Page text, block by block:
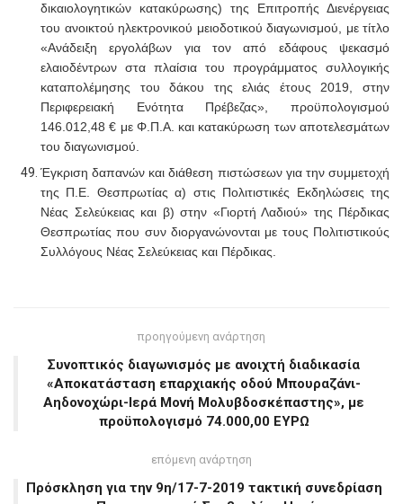
δικαιολογητικών κατακύρωσης) της Επιτροπής Διενέργειας
του ανοικτού ηλεκτρονικού μειοδοτικού διαγωνισμού, με τίτλο
«Ανάδειξη εργολάβων για τον από εδάφους ψεκασμό
ελαιοδέντρων στα πλαίσια του προγράμματος συλλογικής
καταπολέμησης του δάκου της ελιάς έτους 2019, στην
Περιφερειακή Ενότητα Πρέβεζας», προϋπολογισμού
146.012,48 € με Φ.Π.Α. και κατακύρωση των αποτελεσμάτων
του διαγωνισμού.
Έγκριση δαπανών και διάθεση πιστώσεων για την συμμετοχή
της Π.Ε. Θεσπρωτίας α) στις Πολιτιστικές Εκδηλώσεις της
Νέας Σελεύκειας και β) στην «Γιορτή Λαδιού» της Πέρδικας
Θεσπρωτίας που συν διοργανώνονται με τους Πολιτιστικούς
Συλλόγους Νέας Σελεύκειας και Πέρδικας.
προηγούμενη ανάρτηση
Συνοπτικός διαγωνισμός με ανοιχτή διαδικασία
«Αποκατάσταση επαρχιακής οδού Μπουραζάνι-
Αηδονοχώρι-Ιερά Μονή Μολυβδοσκέπαστης», με
προϋπολογισμό 74.000,00 ΕΥΡΩ
επόμενη ανάρτηση
Πρόσκληση για την 9η/17-7-2019 τακτική συνεδρίαση